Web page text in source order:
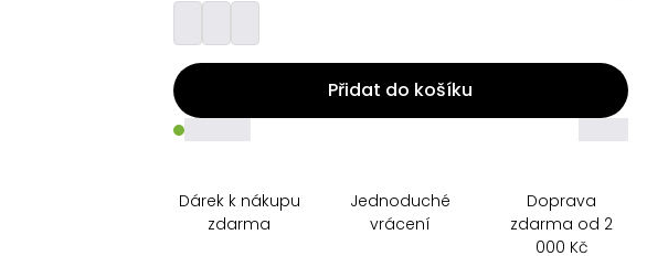
Přidat do košíku
_____
Dárek k nákupu
zdarma
Jednoduché
vrácení
Doprava
zdarma od 2
000 Kč